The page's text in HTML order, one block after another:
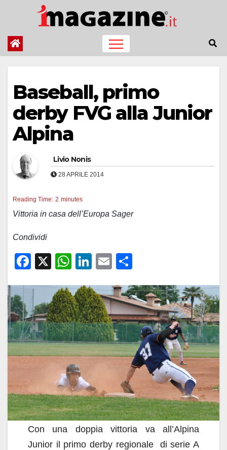
contenuto
Baseball, primo
derby FVG alla Junior
Alpina
Livio Nonis
28 APRILE 2014
Reading Time: 2 minutes
Vittoria in casa dell’Europa Sager
Condividi
F
c
e
b
o
o
X
W
at
s
A
p
p
Li
k
e
dI
n
E
ail n
di
vi
di
Con una doppia vittoria va all’Alpina
Junior il primo derby regionale di serie A